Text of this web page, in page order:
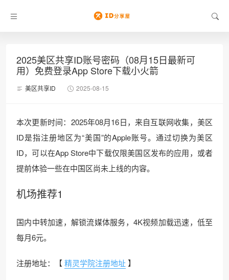
2025美区共享ID账号密码（08月15日最新可
用）免费登录App Store下载小火箭
美区共享ID 2025-08-15
本次更新时间：2025年08月16日，来自互联网收集，美区
ID是指注册地区为“美国”的Apple账号。通过切换为美区
ID，可以在App Store中下载仅限美国区发布的应用，或者
提前体验一些在中国区尚未上线的内容。
机场推荐1
国内中转加速，解锁流媒体服务，4K视频加载迅速，低至
每月6元。
注册地址：【精灵学院注册地址】